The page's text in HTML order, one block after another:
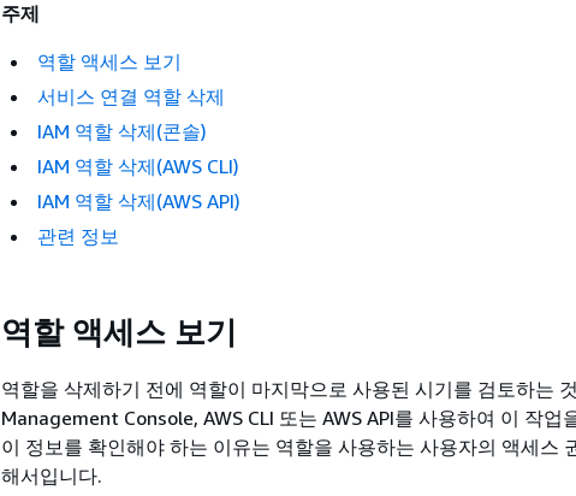
주제
역할 액세스 보기
서비스 연결 역할 삭제
IAM 역할 삭제(콘솔)
IAM 역할 삭제(AWS CLI)
IAM 역할 삭제(AWS API)
관련 정보
역할 액세스 보기
역할을 삭제하기 전에 역할이 마지막으로 사용된 시기를 검토하는
Management Console, AWS CLI 또는 AWS API를 사용하여 이 작업
이 정보를 확인해야 하는 이유는 역할을 사용하는 사용자의 액세스
해서입니다.